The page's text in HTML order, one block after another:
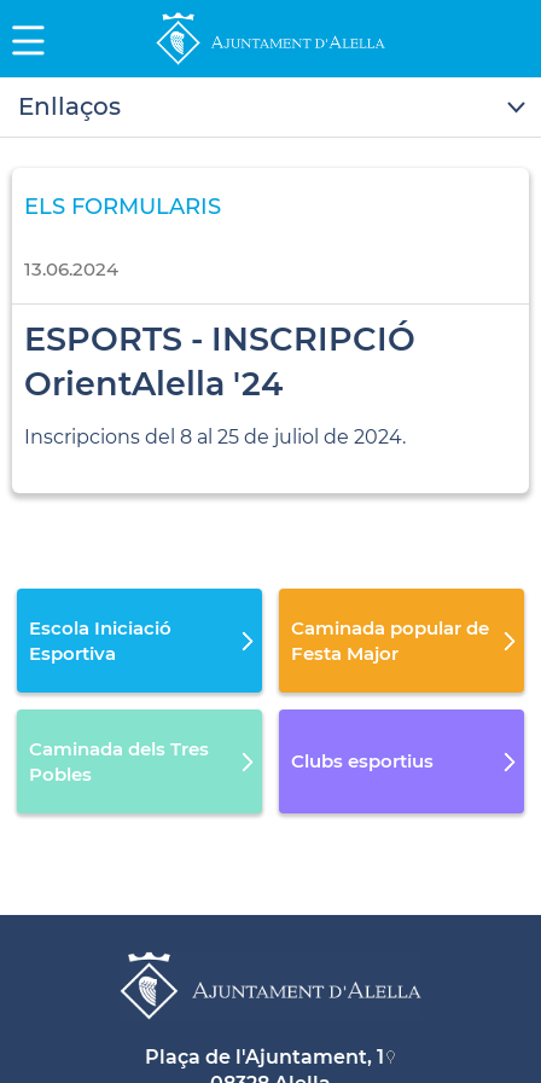
Enllaços
ELS FORMULARIS
13.06.2024
ESPORTS - INSCRIPCIÓ
OrientAlella '24
Inscripcions del 8 al 25 de juliol de 2024.
Escola Iniciació
Esportiva
Caminada popular de
Festa Major
Caminada dels Tres
Pobles
Clubs esportius
Plaça de l'Ajuntament, 1